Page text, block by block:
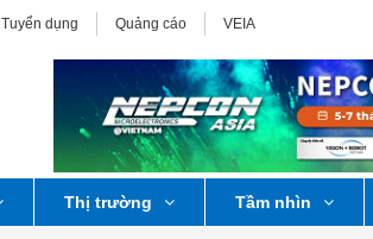
Tuyển dụng Quảng cáo VEIA
Thị trường Tầm nhìn